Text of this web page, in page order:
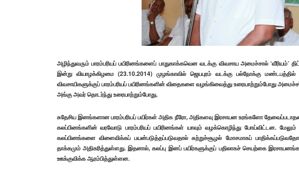
அழிந்துவரும் பாரம்பரியப் பயிரினங்களைப் பாதுகாக்கவென வடக்கு விவசாய அமைச்சால்
இன்று வியாழக்கிழமை (23.10.2014) முழங்காவில் ஜெயபுரம் வடக்கு பல்நோக்கு மண்டபத்தில்
விவசாயிகளுக்குப் பாரம்பரியப் பயிரினங்களின் விதைகளை வழங்கிவைத்து உரையாற்றும்போது
அங்கு அவர் தொடர்ந்து உரையாற்றும்போது,
சுதேசிய இனங்களான பாரம்பரியப் பயிர்கள் அதிக நீரோ, அதிகளவு இரசாயன உரங்களோ
கலப்பினங்களின் வரவோடு பாரம்பரியப் பயிரினங்கள் யாவும் வழக்கொழிந்து போய்விட்டன.
கலப்பினங்களை விளைவிக்கப் பயன்படுத்தப்படுவதால் சுற்றுச்சூழல் மோசமாகப்
தாக்கமும் அதிகரித்துள்ளது. இதனால், கலப்பு இனப் பயிர்களுக்குப் பதிலாகச் செயற்கை
ஊக்குவிக்க ஆரம்பித்துள்ளன.